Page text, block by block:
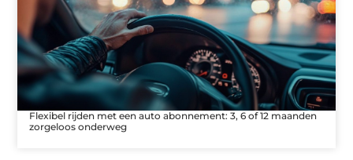
Flexibel rijden met een auto abonnement: 3, 6 of 12 maanden
zorgeloos onderweg